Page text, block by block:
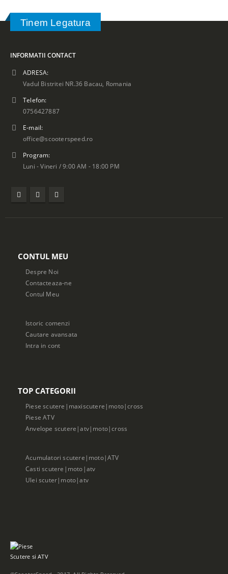
Tinem Legatura
INFORMATII CONTACT
ADRESA:
Vadul Bistritei NR.36 Bacau, Romania
Telefon:
0756427887
E-mail:
office@scooterspeed.ro
Program:
Luni - Vineri / 9:00 AM - 18:00 PM
CONTUL MEU
Despre Noi
Contacteaza-ne
Contul Meu
Istoric comenzi
Cautare avansata
Intra in cont
TOP CATEGORII
Piese scutere|maxiscutere|moto|cross
Piese ATV
Anvelope scutere|atv|moto|cross
Acumulatori scutere|moto|ATV
Casti scutere|moto|atv
Ulei scuter|moto|atv